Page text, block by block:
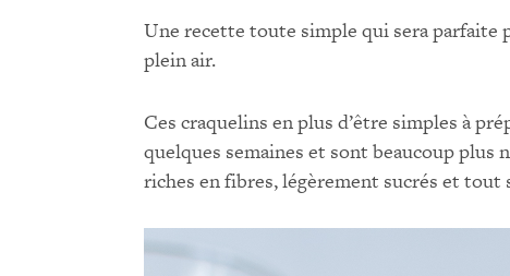
Une recette toute simple qui sera parfaite
plein air.
Ces craquelins en plus d’être simples à
quelques semaines et sont beaucoup
riches en fibres, légèrement sucrés et tout